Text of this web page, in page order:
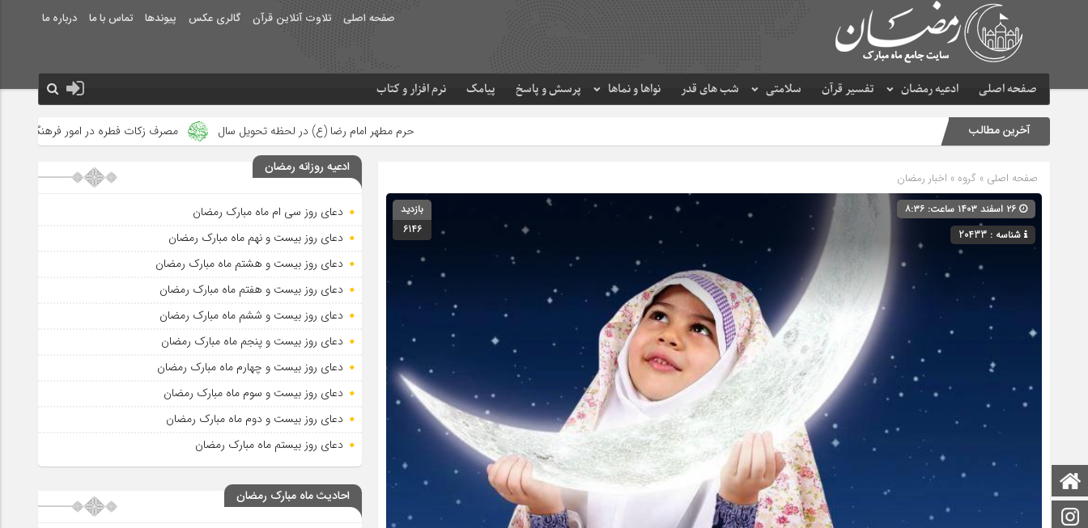
صفحه اصلی تلاوت آنلاین قرآن گالری عکس پیوندها تماس با ما درباره ما
صفحه اصلی ادعیه رمضان تفسیر قرآن سلامتی شب های قدر نواها و نماها پرسش و پاسخ پیامک نرم افزار و کتاب
اینستاگرام
آخرین مطالب حرم مطهر امام رضا (ع) در لحظه تحویل سال مصرف زکات فطره در امور فرهنگی جلوه‌های بزرگ
صفحه اصلی » گروه » اخبار رمضان
شناسه : 20433
بازدید
6146
ادعیه روزانه رمضان
دعای روز سی ام ماه مبارک رمضان
دعای روز بیست و نهم ماه مبارک رمضان
دعای روز بیست و هشتم ماه مبارک رمضان
دعای روز بیست و هفتم ماه مبارک رمضان
دعای روز بیست و ششم ماه مبارک رمضان
دعای روز بیست و پنجم ماه مبارک رمضان
دعای روز بیست و چهارم ماه مبارک رمضان
دعای روز بیست و سوم ماه مبارک رمضان
دعای روز بیست و دوم ماه مبارک رمضان
دعای روز بیستم ماه مبارک رمضان
احادیث ماه مبارک رمضان